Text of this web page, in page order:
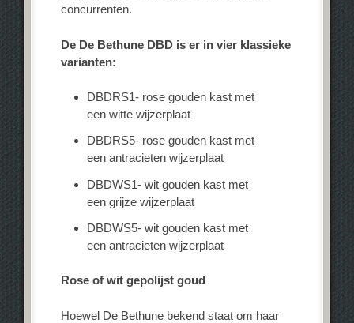
concurrenten.
De De Bethune DBD is er in vier klassieke
varianten:
DBDRS1- rose gouden kast met
een witte wijzerplaat
DBDRS5- rose gouden kast met
een antracieten wijzerplaat
DBDWS1- wit gouden kast met
een grijze wijzerplaat
DBDWS5- wit gouden kast met
een antracieten wijzerplaat
Rose of wit gepolijst goud
Hoewel De Bethune bekend staat om haar